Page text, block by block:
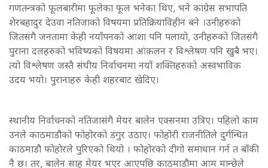
गणतन्त्रको फूलबारीमा फूलेका फूल भनेका थिए, भने कांग्रेस सभापति
शेरबहादुर देउवा नतिजाको विषयमा प्रतिक्रियाविहीन बने ।उनीहरुको
जितसंगै जनतामा केही नयाँपनको आशा पनि पलायो, उनीहरुको जितसंगै
पुराना दलहरुको भविष्यको विषयमा आंकलन र विश्लेषण पनि खुबै भए।
त्यो विश्लेषण जस्तै संघीय निर्वाचनमा नयाँ शक्तिहरुको अस्वभाविक
उदय भयो। पुरानाहरु केही शहरबाट खेदिए।
स्थानीय निर्वाचनको नतिजासंगै मेयर बालेन एक्सनमा उत्रिए। पहिलो काम
उनले काठमाडौको फोहोरको डंगुर उठाए। फोहोरी राजनीतिले दुर्गन्धित
काठमाडौ फोहोरले पुरिएको थियो । फोहोरको दीगो समाधान गर्न त बाँकी
नै छ। तर, बालेन साह मेयर भएर आएपछि काठमाडौमा आम मान्छेले